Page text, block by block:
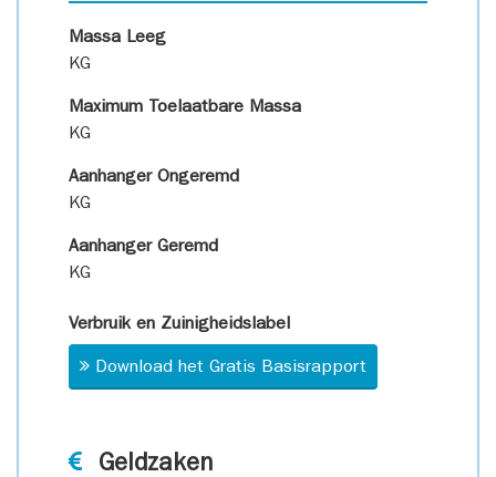
Massa Leeg
KG
Maximum Toelaatbare Massa
KG
Aanhanger Ongeremd
KG
Aanhanger Geremd
KG
Verbruik en Zuinigheidslabel
Download het Gratis Basisrapport
Geldzaken